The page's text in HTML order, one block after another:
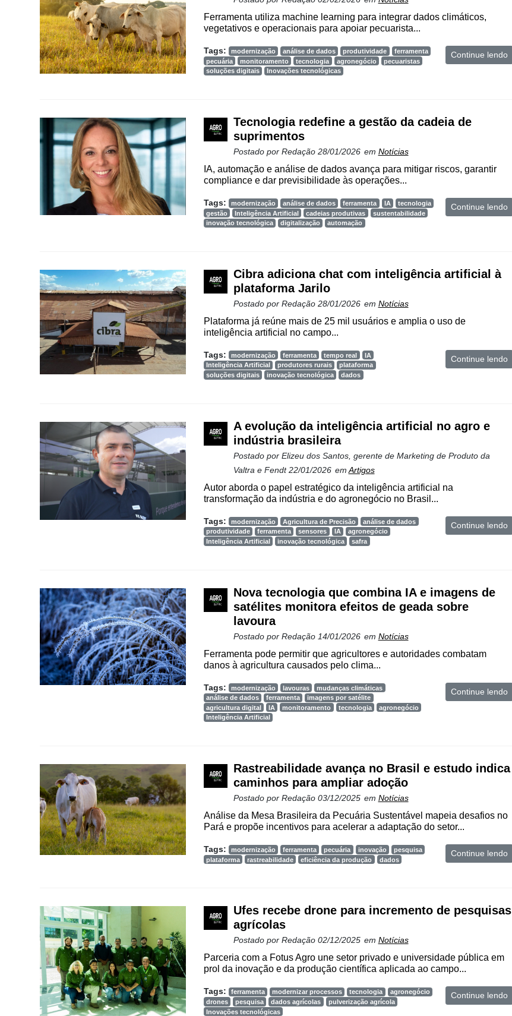
Destaque
Mercado
Automação
Commerce
Empresarial
Tecnologia
Néctar
Tecprime
Agro
Consulting
Ferramenta utiliza machine learning para integrar dados climáticos,
vegetativos e operacionais para apoiar pecuarista...
Tags: modernização análise de dados produtividade
ferramenta
pecuária
monitoramento tecnologia agronegócio
pecuaristas
soluções digitais
Inovações tecnológicas
Continue lendo
Tecnologia redefine a gestão da cadeia de
suprimentos
Postado por Redação 28/01/2026 em Notícias
IA, automação e análise de dados avança para mitigar riscos, garantir
compliance e dar previsibilidade às operações...
Tags: modernização análise de dados ferramenta IA
tecnologia
gestão
Inteligência Artificial cadeias produtivas
sustentabilidade
inovação tecnológica
digitalização automação
Continue lendo
Cibra adiciona chat com inteligência artificial à
plataforma Jarilo
Postado por Redação 28/01/2026 em Notícias
Plataforma já reúne mais de 25 mil usuários e amplia o uso de
inteligência artificial no campo...
Tags: modernização ferramenta tempo real
IA
Inteligência Artificial
produtores rurais
plataforma
soluções digitais
inovação tecnológica dados
Continue lendo
A evolução da inteligência artificial no agro e
indústria brasileira
Postado por Elizeu dos Santos, gerente de Marketing de Produto da
Valtra e Fendt22/01/2026 em Artigos
Autor aborda o papel estratégico da inteligência artificial na
transformação da indústria e do agronegócio no Brasil...
Tags: modernização Agricultura de Precisão
análise de dados
produtividade
ferramenta sensores IA
agronegócio
Inteligência Artificial
inovação tecnológica safra
Continue lendo
Nova tecnologia que combina IA e imagens de
satélites monitora efeitos de geada sobre
lavoura
Postado por Redação 14/01/2026 em Notícias
Ferramenta pode permitir que agricultores e autoridades combatam
danos à agricultura causados pelo clima...
Tags: modernização lavouras
mudanças climáticas
análise de dados
ferramenta
imagens por satélite
agricultura digital
IA monitoramento tecnologia
agronegócio
Inteligência Artificial
Continue lendo
Rastreabilidade avança no Brasil e estudo indica
caminhos para ampliar adoção
Postado por Redação 03/12/2025 em Notícias
Análise da Mesa Brasileira da Pecuária Sustentável mapeia desafios no
Pará e propõe incentivos para acelerar a adaptação do setor...
Tags: modernização ferramenta pecuária inovação
pesquisa
plataforma
rastreabilidade eficiência da produção dados
Continue lendo
Ufes recebe drone para incremento de pesquisas
agrícolas
Postado por Redação 02/12/2025 em Notícias
Parceria com a Fotus Agro une setor privado e universidade pública em
prol da inovação e da produção científica aplicada ao campo...
Tags: ferramenta modernizar processos tecnologia
agronegócio
drones
pesquisa dados agrícolas
pulverização agrícola
Inovações tecnológicas
Continue lendo